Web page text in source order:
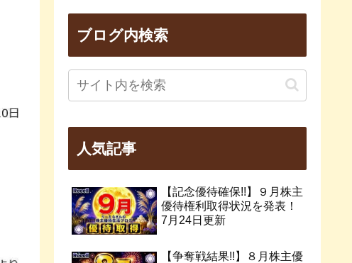
ブログ内検索
人気記事
【記念優待確保!!】９月株主
優待権利取得状況を発表！
7月24日更新
【争奪戦結果!!】８月株主優